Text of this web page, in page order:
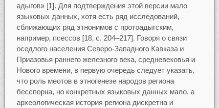
адыгов» [1]. Для подтверждения этой версии мало
языковых данных, хотя есть ряд исследований,
сближающих ряд этнонимов с протоадыгским,
например, псессов [18, c. 204–217]. Говоря о связи
оседлого населения Северо-Западного Кавказа и
Приазовья раннего железного века, средневековья и
Нового времени, в первую очередь следует указать,
что роль меотов в этногенезе народов региона
бесспорна, но конкретных языковых данных мало, а
археологическая история региона дискретна и